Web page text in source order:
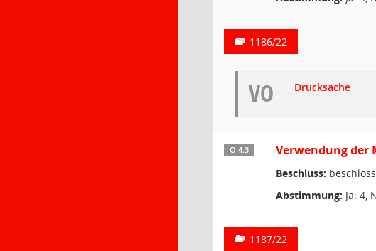
1186/22
VO Drucksache
Ö 4.3 Verwendung der
Beschluss:
Abstimmung: Ja: 4,
1187/22